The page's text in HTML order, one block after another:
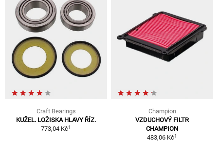
Craft Bearings
KUŽEL. LOŽISKA HLAVY ŘÍZ.
773,04 Kč1
Champion
VZDUCHOVÝ FILTR
CHAMPION
483,06 Kč1